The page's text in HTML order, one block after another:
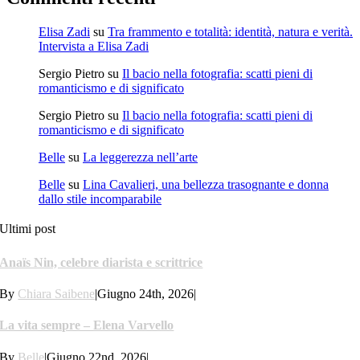
Elisa Zadi su Tra frammento e totalità: identità, natura e verità.
Intervista a Elisa Zadi
Sergio Pietro su Il bacio nella fotografia: scatti pieni di
romanticismo e di significato
Sergio Pietro su Il bacio nella fotografia: scatti pieni di
romanticismo e di significato
Belle su La leggerezza nell’arte
Belle su Lina Cavalieri, una bellezza trasognante e donna
dallo stile incomparabile
Ultimi post
Anaïs Nin, celebre diarista e scrittrice
By Chiara Saibene|Giugno 24th, 2026|
La vita sempre – Elena Varvello
By Belle|Giugno 22nd, 2026|